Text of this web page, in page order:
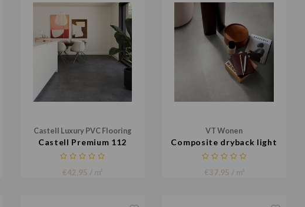
Castell Luxury PVC Flooring
Castell Premium 112
€42,95 / m²
VT Wonen
Composite dryback light
grey
€37,95 / m²